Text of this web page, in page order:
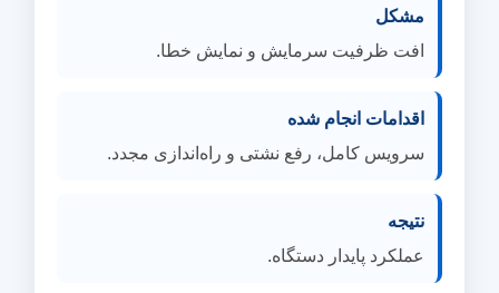
مشکل
افت ظرفیت سرمایش و نمایش خطا.
اقدامات انجام شده
سرویس کامل، رفع نشتی و راه‌اندازی مجدد.
نتیجه
عملکرد پایدار دستگاه.